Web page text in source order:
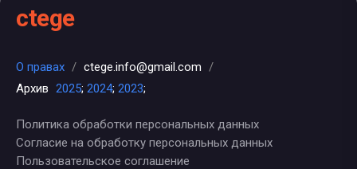
ctege
О правах / ctege.info@gmail.com /
Архив 2025; 2024; 2023;
Политика обработки персональных данных
Согласие на обработку персональных данных
Пользовательское соглашение